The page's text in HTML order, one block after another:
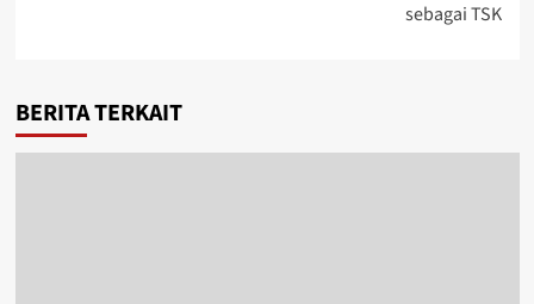
sebagai TSK
BERITA TERKAIT